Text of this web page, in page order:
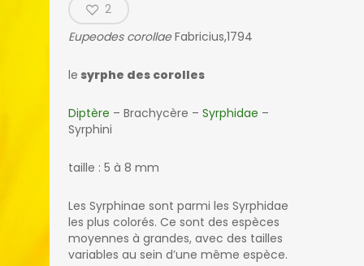
2
Eupeodes corollaeFabricius,1794
le syrphe des corolles
Diptère – Brachycère –Syrphidae –
Syrphini
taille : 5 à 8 mm
Les Syrphinae sont parmi les Syrphidae
les plus colorés. Ce sont des espèces
moyennes à grandes, avec des tailles
variables au sein d’une même espèce.